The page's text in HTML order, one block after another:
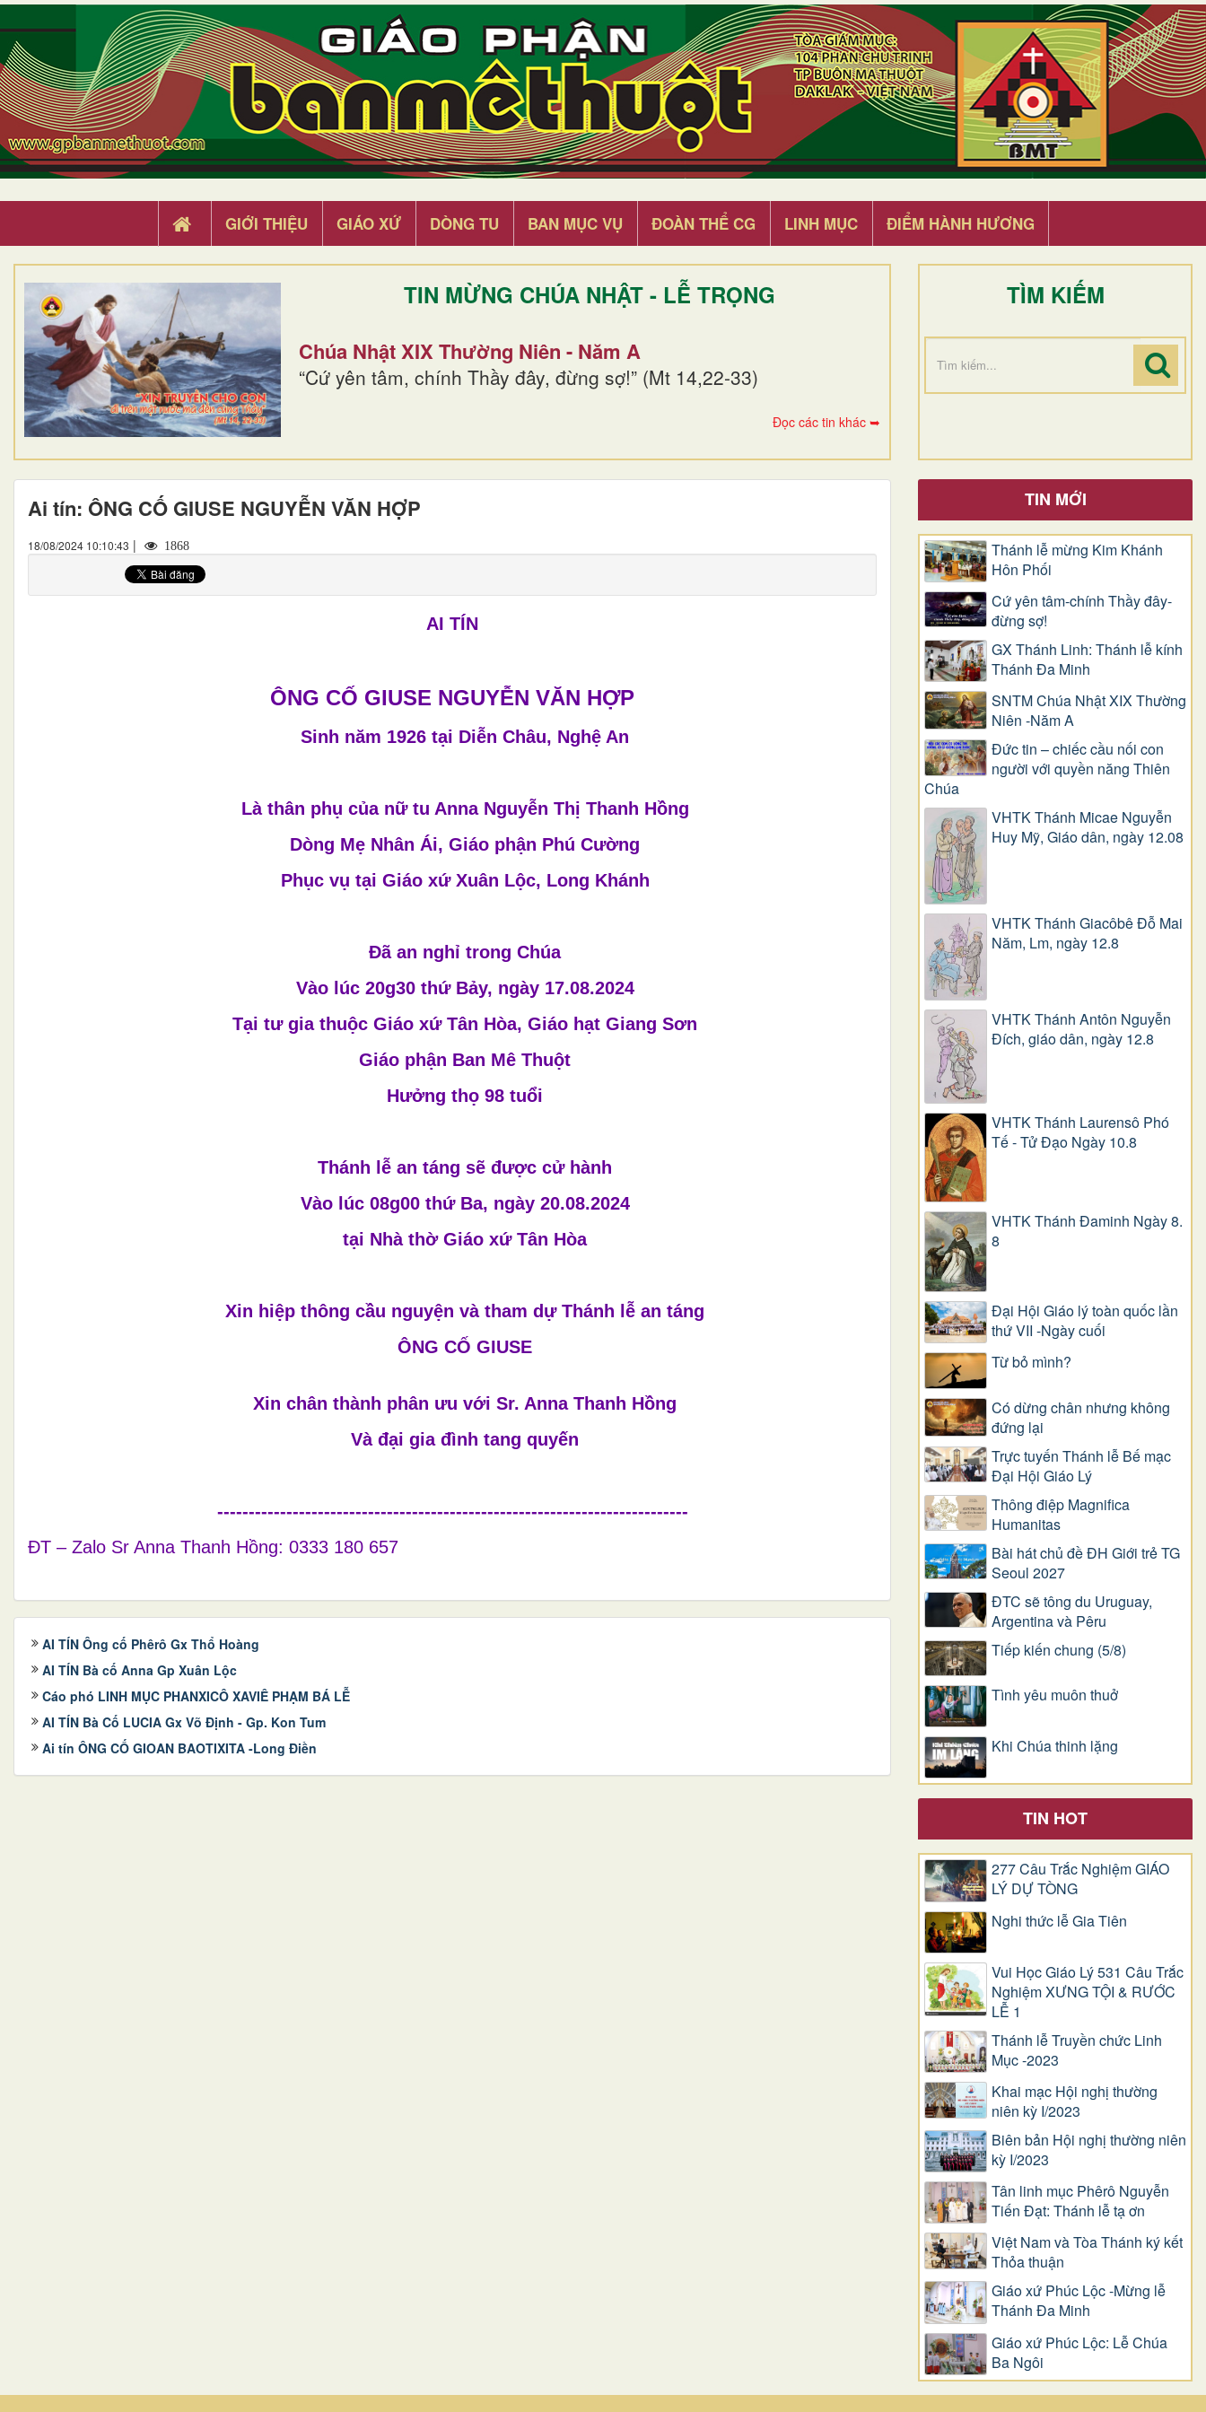
GIỚI THIỆU GIÁO XỨ DÒNG TU BAN MỤC VỤ ĐOÀN THỂ CG LINH MỤC ĐIỂM HÀNH HƯƠNG
TIN MỪNG CHÚA NHẬT - LỄ TRỌNG
Chúa Nhật XIX Thường Niên - Năm A
“Cứ yên tâm, chính Thầy đây, đừng sợ!” (Mt 14,22-33)
Đọc các tin khác ➥
TÌM KIẾM
Ai tín: ÔNG CỐ GIUSE NGUYỄN VĂN HỢP
18/08/2024 10:10:43 | 1868
AI TÍN
ÔNG CỐ GIUSE NGUYỄN VĂN HỢP
Sinh năm 1926 tại Diễn Châu, Nghệ An
Là thân phụ của nữ tu Anna Nguyễn Thị Thanh Hồng
Dòng Mẹ Nhân Ái, Giáo phận Phú Cường
Phục vụ tại Giáo xứ Xuân Lộc, Long Khánh
Đã an nghỉ trong Chúa
Vào lúc 20g30 thứ Bảy, ngày 17.08.2024
Tại tư gia thuộc Giáo xứ Tân Hòa, Giáo hạt Giang Sơn
Giáo phận Ban Mê Thuột
Hưởng thọ 98 tuổi
Thánh lễ an táng sẽ được cử hành
Vào lúc 08g00 thứ Ba, ngày 20.08.2024
tại Nhà thờ Giáo xứ Tân Hòa
Xin hiệp thông cầu nguyện và tham dự Thánh lễ an táng
ÔNG CỐ GIUSE
Xin chân thành phân ưu với Sr. Anna Thanh Hồng
Và đại gia đình tang quyến
---------------------------------------------------------------------------
ĐT – Zalo Sr Anna Thanh Hồng: 0333 180 657
AI TÍN Ông cố Phêrô Gx Thổ Hoàng
AI TÍN Bà cố Anna Gp Xuân Lộc
Cáo phó LINH MỤC PHANXICÔ XAVIÊ PHẠM BÁ LỄ
AI TÍN Bà Cố LUCIA Gx Võ Định - Gp. Kon Tum
Ai tín ÔNG CỐ GIOAN BAOTIXITA -Long Điền
TIN MỚI
Thánh lễ mừng Kim Khánh
Hôn Phối
Cứ yên tâm-chính Thầy đây-
đừng sợ!
GX Thánh Linh: Thánh lễ kính
Thánh Đa Minh
SNTM Chúa Nhật XIX Thường
Niên -Năm A
Đức tin – chiếc cầu nối con
người với quyền năng Thiên
Chúa
VHTK Thánh Micae Nguyễn
Huy Mỹ, Giáo dân, ngày 12.08
VHTK Thánh Giacôbê Ðỗ Mai
Năm, Lm, ngày 12.8
VHTK Thánh Antôn Nguyễn
Ðích, giáo dân, ngày 12.8
VHTK Thánh Laurensô Phó
Tế - Tử Đạo Ngày 10.8
VHTK Thánh Đaminh Ngày 8.
8
Đại Hội Giáo lý toàn quốc lần
thứ VII -Ngày cuối
Từ bỏ mình?
Có dừng chân nhưng không
đứng lại
Trực tuyến Thánh lễ Bế mạc
Đại Hội Giáo Lý
Thông điệp Magnifica
Humanitas
Bài hát chủ đề ĐH Giới trẻ TG
Seoul 2027
ĐTC sẽ tông du Uruguay,
Argentina và Pêru
Tiếp kiến chung (5/8)
Tình yêu muôn thuở
Khi Chúa thinh lặng
TIN HOT
277 Câu Trắc Nghiệm GIÁO
LÝ DỰ TÒNG
Nghi thức lễ Gia Tiên
Vui Học Giáo Lý 531 Câu Trắc
Nghiệm XƯNG TỘI & RƯỚC
LỄ 1
Thánh lễ Truyền chức Linh
Mục -2023
Khai mạc Hội nghị thường
niên kỳ I/2023
Biên bản Hội nghị thường niên
kỳ I/2023
Tân linh mục Phêrô Nguyễn
Tiến Đạt: Thánh lễ tạ ơn
Việt Nam và Tòa Thánh ký kết
Thỏa thuận
Giáo xứ Phúc Lộc -Mừng lễ
Thánh Đa Minh
Giáo xứ Phúc Lộc: Lễ Chúa
Ba Ngôi